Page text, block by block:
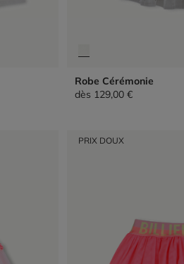
Robe Cérémonie
dès 129,00 €
PRIX DOUX